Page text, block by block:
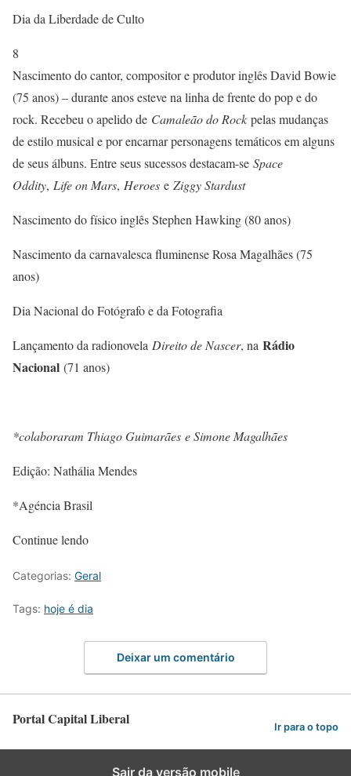
Dia da Liberdade de Culto
8
Nascimento do cantor, compositor e produtor inglês David Bowie
(75 anos) – durante anos esteve na linha de frente do pop e do
rock. Recebeu o apelido de Camaleão do Rock pelas mudanças
de estilo musical e por encarnar personagens temáticos em alguns
de seus álbuns. Entre seus sucessos destacam-se Space
Oddity, Life on Mars, Heroes e Ziggy Stardust
Nascimento do físico inglês Stephen Hawking (80 anos)
Nascimento da carnavalesca fluminense Rosa Magalhães (75
anos)
Dia Nacional do Fotógrafo e da Fotografia
Lançamento da radionovela Direito de Nascer, na Rádio
Nacional (71 anos)
*colaboraram Thiago Guimarães e Simone Magalhães
Edição: Nathália Mendes
*Agéncia Brasil
Continue lendo
Categorias: Geral
Tags: hoje é dia
Deixar um comentário
Portal Capital Liberal Ir para o topo
Sair da versão mobile